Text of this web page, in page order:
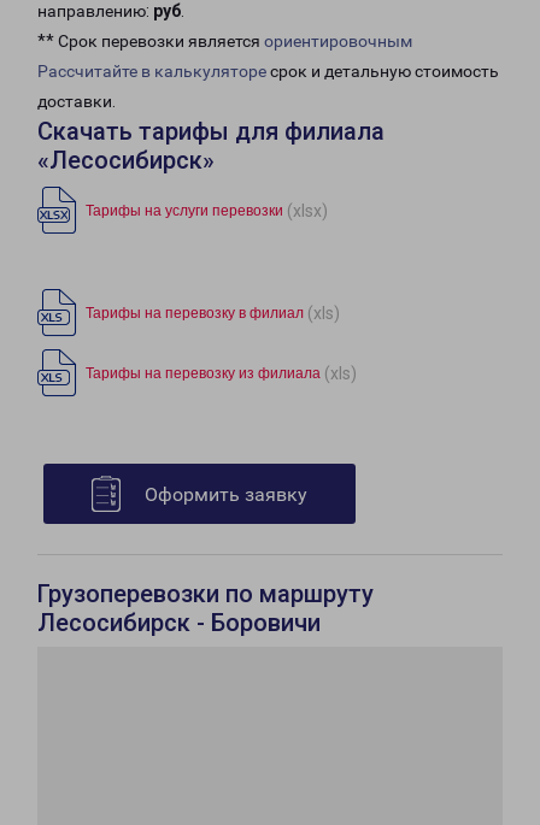
направлению: руб.
** Срок перевозки является ориентировочным
Рассчитайте в калькуляторесрок и детальную стоимость
доставки.
Скачать тарифы для филиала
«Лесосибирск»
Тарифы на услуги перевозки (xlsx)
Тарифы на перевозку в филиал (xls)
Тарифы на перевозку из филиала (xls)
Оформить заявку
Грузоперевозки по маршруту
Лесосибирск - Боровичи